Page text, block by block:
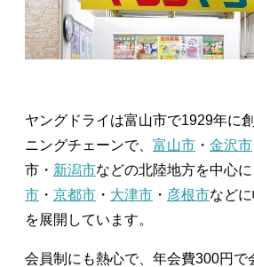
ヤングドライは富山市で1929年に
ニングチェーンで、 富山市 ・ 金沢市
市・ 新潟市などの北陸地方を中心に
市 ・ 京都市 ・ 大津市 ・ 彦根市など
を展開しています。
会員制にも熱心で、年会費300円で